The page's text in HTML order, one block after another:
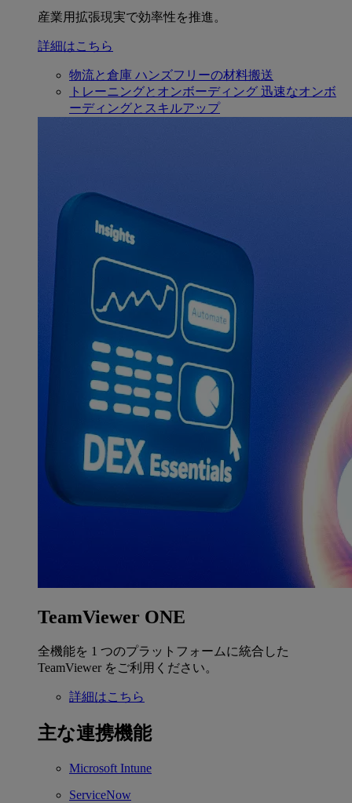
産業用拡張現実で効率性を推進。
詳細はこちら
物流と倉庫 ハンズフリーの材料搬送
トレーニングとオンボーディング 迅速なオンボ
ーディングとスキルアップ
TeamViewer ONE
全機能を 1 つのプラットフォームに統合した
TeamViewer をご利用ください。
詳細はこちら
主な連携機能
Microsoft Intune
ServiceNow